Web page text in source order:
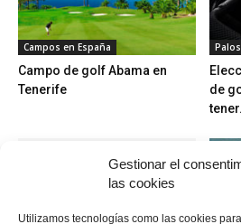
Gestionar el
las cookies
Utilizamos tecnologías como las cookies
Campos en España
Campo de golf Abama en
Tenerife
Palos
de